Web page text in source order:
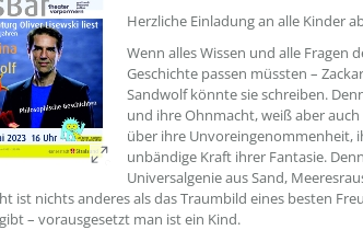
Herzliche Einladung an alle Kinder
Wenn alles Wissen und alle Fragen
Geschichte passen müssten –
Sandwolf könnte sie schreiben.
und ihre Ohnmacht, weiß aber auch
über ihre Unvoreingenommenheit,
unbändige Kraft ihrer Fantasie.
Universalgenie aus Sand,
ist nichts anderes als das Traumbild eines besten
– vorausgesetzt man ist ein Kind.